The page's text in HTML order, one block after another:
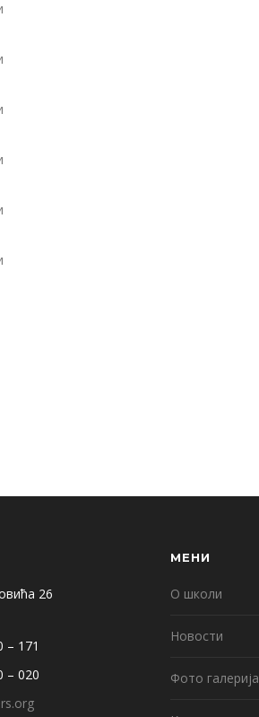
26
– 171
– 020
МЕНИ
О школи
Новости
Фото галерија